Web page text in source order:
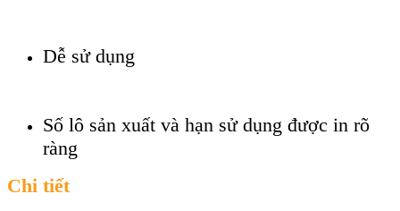
Dễ sử dụng
Số lô sản xuất và hạn sử dụng được in rõ
ràng
Chi tiết